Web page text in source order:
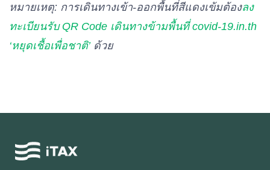
หมายเหตุ: การเดินทางเข้า-ออกพื้นที่สีแดงเข้มต้องลง
ทะเบียนรับ QR Code เดินทางข้ามพื้นที่ covid-19.in.th
‘หยุดเชื้อเพื่อชาติ’ด้วย